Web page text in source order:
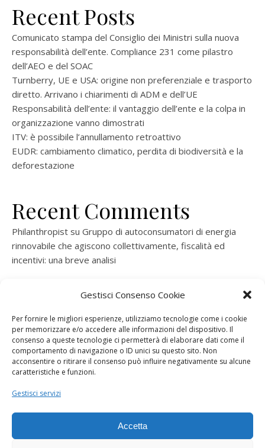
Gestisci Consenso Cookie
Per fornire le migliori esperienze, utilizziamo tecnologie come i cookie
per memorizzare e/o accedere alle informazioni del dispositivo. Il
consenso a queste tecnologie ci permetterà di elaborare dati come il
comportamento di navigazione o ID unici su questo sito. Non
acconsentire o ritirare il consenso può influire negativamente su alcune
caratteristiche e funzioni.
Gestisci servizi
Accetta
Recent Posts
Comunicato stampa del Consiglio dei Ministri sulla nuova
responsabilità dell’ente. Compliance 231 come pilastro
dell’AEO e del SOAC
Turnberry, UE e USA: origine non preferenziale e trasporto
diretto. Arrivano i chiarimenti di ADM e dell’UE
Responsabilità dell’ente: il vantaggio dell’ente e la colpa in
organizzazione vanno dimostrati
ITV: è possibile l’annullamento retroattivo
EUDR: cambiamento climatico, perdita di biodiversità e la
deforestazione
Recent Comments
Philanthropist su Gruppo di autoconsumatori di energia
rinnovabile che agiscono collettivamente, fiscalità ed
incentivi: una breve analisi
rinnovabile che agiscono collettivamente, fiscalità ed
ramatogelsuGruppo di autoconsumatori di energia
rinnovabile che agiscono collettivamente, fiscalità ed
incentivi: una breve analisi
consorzio per la produzione di energia elettrica